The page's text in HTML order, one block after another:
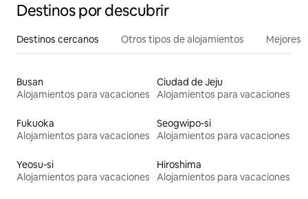
Destinos por descubrir
Destinos cercanos Otros tipos de alojamientos Mejores
Busan
Alojamientos para vacaciones
Ciudad de Jeju
Alojamientos para vacaciones
Fukuoka
Alojamientos para vacaciones
Seogwipo-si
Alojamientos para vacaciones
Yeosu-si
Alojamientos para vacaciones
Hiroshima
Alojamientos para vacaciones